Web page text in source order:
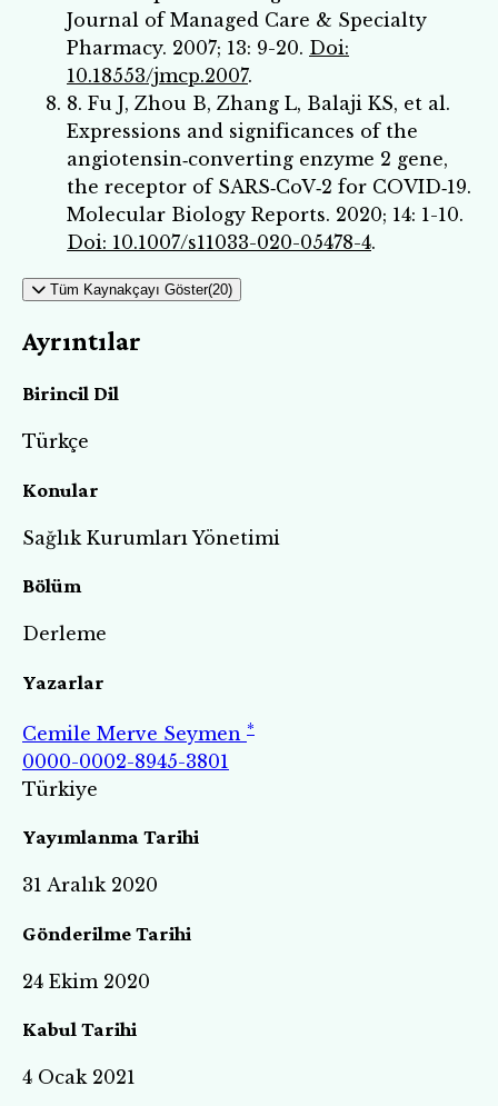
Journal of Managed Care & Specialty
Pharmacy. 2007; 13: 9-20. Doi:
10.18553/jmcp.2007.
8. Fu J, Zhou B, Zhang L, Balaji KS, et al.
Expressions and significances of the
angiotensin‑converting enzyme 2 gene,
the receptor of SARS‑CoV‑2 for COVID‑19.
Molecular Biology Reports. 2020; 14: 1-10.
Doi: 10.1007/s11033-020-05478-4.
Tüm Kaynakçayı Göster(20)
Ayrıntılar
Birincil Dil
Türkçe
Konular
Sağlık Kurumları Yönetimi
Bölüm
Derleme
Yazarlar
Cemile Merve Seymen *
0000-0002-8945-3801
Türkiye
Yayımlanma Tarihi
31 Aralık 2020
Gönderilme Tarihi
24 Ekim 2020
Kabul Tarihi
4 Ocak 2021